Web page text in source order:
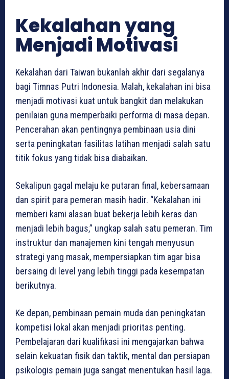
Kekalahan yang
Menjadi Motivasi
Kekalahan dari Taiwan bukanlah akhir dari segalanya
bagi Timnas Putri Indonesia. Malah, kekalahan ini bisa
menjadi motivasi kuat untuk bangkit dan melakukan
penilaian guna memperbaiki performa di masa depan.
Pencerahan akan pentingnya pembinaan usia dini
serta peningkatan fasilitas latihan menjadi salah satu
titik fokus yang tidak bisa diabaikan.
Sekalipun gagal melaju ke putaran final, kebersamaan
dan spirit para pemeran masih hadir. “Kekalahan ini
memberi kami alasan buat bekerja lebih keras dan
menjadi lebih bagus,” ungkap salah satu pemeran. Tim
instruktur dan manajemen kini tengah menyusun
strategi yang masak, mempersiapkan tim agar bisa
bersaing di level yang lebih tinggi pada kesempatan
berikutnya.
Ke depan, pembinaan pemain muda dan peningkatan
kompetisi lokal akan menjadi prioritas penting.
Pembelajaran dari kualifikasi ini mengajarkan bahwa
selain kekuatan fisik dan taktik, mental dan persiapan
psikologis pemain juga sangat menentukan hasil laga.